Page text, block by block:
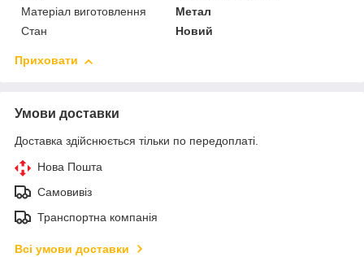
Матеріал виготовлення
Метал
Стан
Новий
Приховати
Умови доставки
Доставка здійснюється тільки по передоплаті.
Нова Пошта
Самовивіз
Транспортна компанія
Всі умови доставки